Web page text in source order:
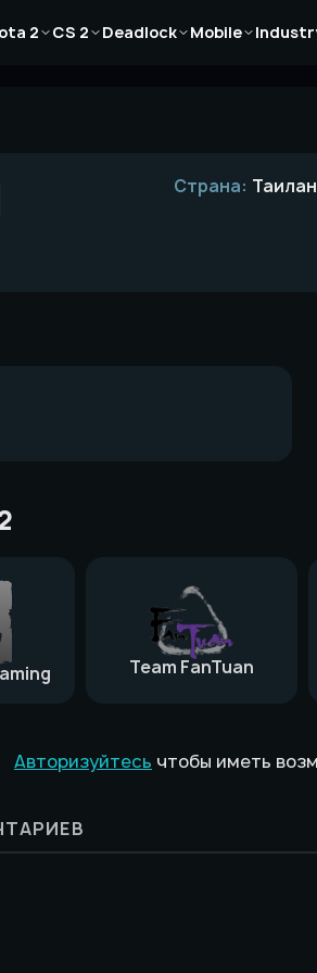
2 CS 2
СтатьиDeadlock
Статьи
Mobile
Статьи Статьи
Страна:
Team FanTuan
Авторизуйтесь чтобы иметь